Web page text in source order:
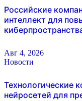
Российские
интеллект для
Авг 4, 2026
Новости
Технологические
нейросетей для